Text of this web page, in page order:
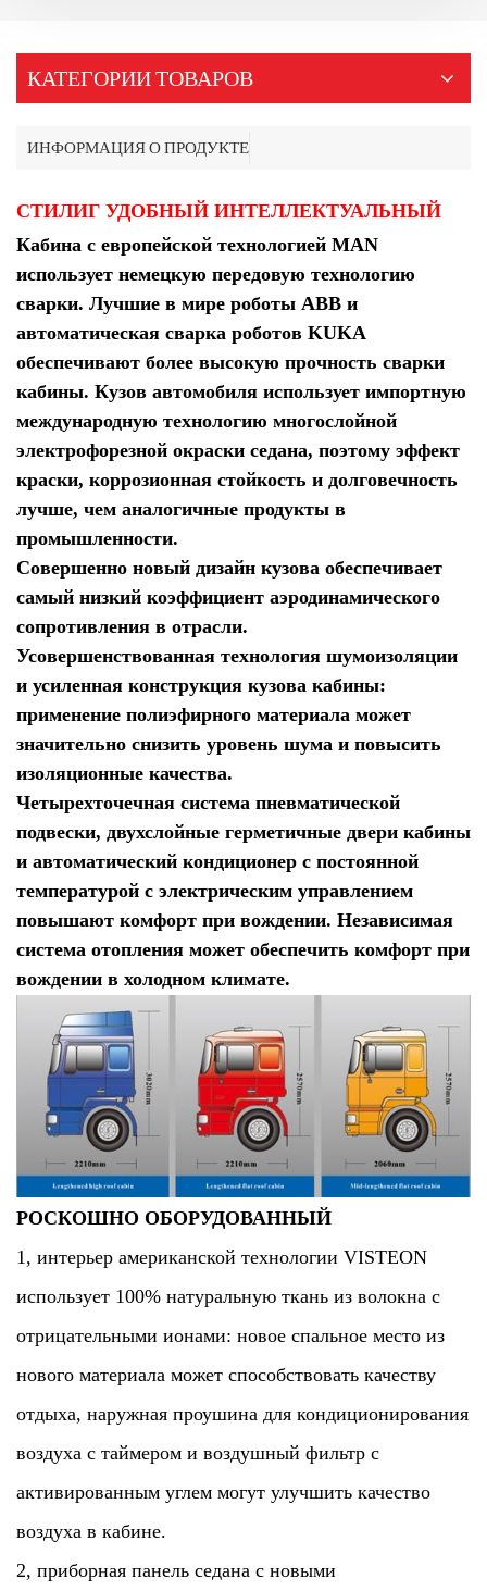
КАТЕГОРИИ ТОВАРОВ
ИНФОРМАЦИЯ О ПРОДУКТЕ
СТИЛИГ УДОБНЫЙ ИНТЕЛЛЕКТУАЛЬНЫЙ
Кабина с европейской технологией MAN
использует немецкую передовую технологию
сварки. Лучшие в мире роботы ABB и
автоматическая сварка роботов KUKA
обеспечивают более высокую прочность сварки
кабины. Кузов автомобиля использует импортную
международную технологию многослойной
электрофорезной окраски седана, поэтому эффект
краски, коррозионная стойкость и долговечность
лучше, чем аналогичные продукты в
промышленности.
Совершенно новый дизайн кузова обеспечивает
самый низкий коэффициент аэродинамического
сопротивления в отрасли.
Усовершенствованная технология шумоизоляции
и усиленная конструкция кузова кабины:
применение полиэфирного материала может
значительно снизить уровень шума и повысить
изоляционные качества.
Четырехточечная система пневматической
подвески, двухслойные герметичные двери кабины
и автоматический кондиционер с постоянной
температурой с электрическим управлением
повышают комфорт при вождении. Независимая
система отопления может обеспечить комфорт при
вождении в холодном климате.
РОСКОШНО ОБОРУДОВАННЫЙ
1, интерьер американской технологии VISTEON
использует 100% натуральную ткань из волокна с
отрицательными ионами: новое спальное место из
нового материала может способствовать качеству
отдыха, наружная проушина для кондиционирования
воздуха с таймером и воздушный фильтр с
активированным углем могут улучшить качество
воздуха в кабине.
2, приборная панель седана с новыми